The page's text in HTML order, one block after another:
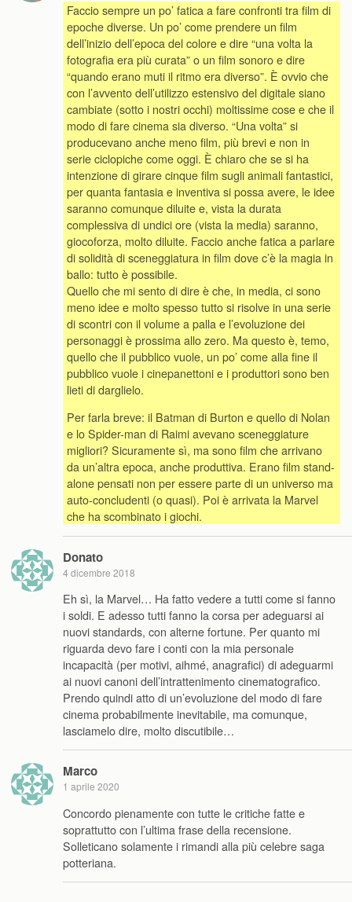
Faccio sempre un po’ fatica a fare confronti tra film di
epoche diverse. Un po’ come prendere un film
dell’inizio dell’epoca del colore e dire “una volta la
fotografia era più curata” o un film sonoro e dire
“quando erano muti il ritmo era diverso”. È ovvio che
con l’avvento dell’utilizzo estensivo del digitale siano
cambiate (sotto i nostri occhi) moltissime cose e che il
modo di fare cinema sia diverso. “Una volta” si
producevano anche meno film, più brevi e non in
serie ciclopiche come oggi. È chiaro che se si ha
intenzione di girare cinque film sugli animali fantastici,
per quanta fantasia e inventiva si possa avere, le idee
saranno comunque diluite e, vista la durata
complessiva di undici ore (vista la media) saranno,
giocoforza, molto diluite. Faccio anche fatica a parlare
di solidità di sceneggiatura in film dove c’è la magia in
ballo: tutto è possibile.
Quello che mi sento di dire è che, in media, ci sono
meno idee e molto spesso tutto si risolve in una serie
di scontri con il volume a palla e l’evoluzione dei
personaggi è prossima allo zero. Ma questo è, temo,
quello che il pubblico vuole, un po’ come alla fine il
pubblico vuole i cinepanettoni e i produttori sono ben
lieti di darglielo.
Per farla breve: il Batman di Burton e quello di Nolan
e lo Spider-man di Raimi avevano sceneggiature
migliori? Sicuramente sì, ma sono film che arrivano
da un’altra epoca, anche produttiva. Erano film stand-
alone pensati non per essere parte di un universo ma
auto-concludenti (o quasi). Poi è arrivata la Marvel
che ha scombinato i giochi.
Donato
4 dicembre 2018
Eh sì, la Marvel… Ha fatto vedere a tutti come si fanno
i soldi. E adesso tutti fanno la corsa per adeguarsi ai
nuovi standards, con alterne fortune. Per quanto mi
riguarda devo fare i conti con la mia personale
incapacità (per motivi, aihmé, anagrafici) di adeguarmi
ai nuovi canoni dell’intrattenimento cinematografico.
Prendo quindi atto di un’evoluzione del modo di fare
cinema probabilmente inevitabile, ma comunque,
lasciamelo dire, molto discutibile…
Marco
1 aprile 2020
Concordo pienamente con tutte le critiche fatte e
soprattutto con l’ultima frase della recensione.
Solleticano solamente i rimandi alla più celebre saga
potteriana.